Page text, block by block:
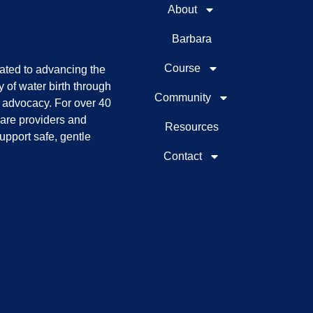
to advancing the
of water birth through
For over 40
providers and
safe, gentle
About
Barbara
Course
Community
Resources
Contact